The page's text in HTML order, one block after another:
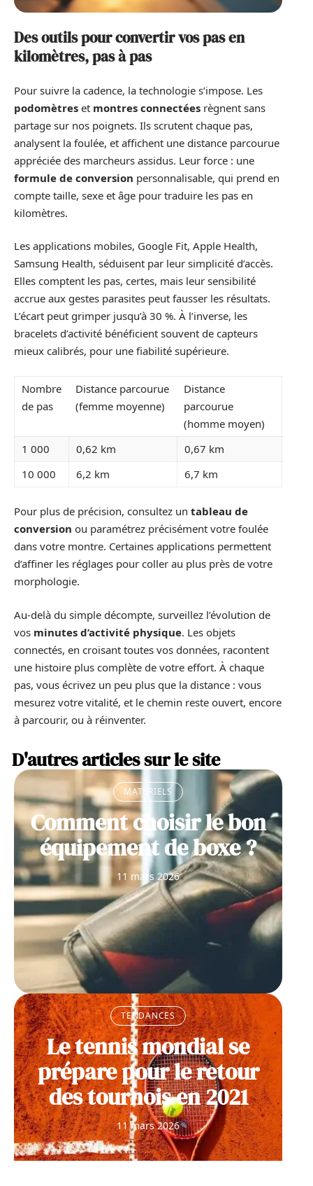
Des outils pour convertir vos pas en
kilomètres, pas à pas
Pour suivre la cadence, la technologie s’impose. Les
podomètres et montres connectées règnent sans
partage sur nos poignets. Ils scrutent chaque pas,
analysent la foulée, et affichent une distance parcourue
appréciée des marcheurs assidus. Leur force : une
formule de conversion personnalisable, qui prend en
compte taille, sexe et âge pour traduire les pas en
kilomètres.
Les applications mobiles, Google Fit, Apple Health,
Samsung Health, séduisent par leur simplicité d’accès.
Elles comptent les pas, certes, mais leur sensibilité
accrue aux gestes parasites peut fausser les résultats.
L’écart peut grimper jusqu’à 30 %. À l’inverse, les
bracelets d’activité bénéficient souvent de capteurs
mieux calibrés, pour une fiabilité supérieure.
Nombre
de pas
Distance parcourue
(femme moyenne)
Distance
parcourue
(homme moyen)
1 000
0,62 km
0,67 km
10 000
6,2 km 6,7 km
Pour plus de précision, consultez un tableau de
conversion ou paramétrez précisément votre foulée
dans votre montre. Certaines applications permettent
d’affiner les réglages pour coller au plus près de votre
morphologie.
Au-delà du simple décompte, surveillez l’évolution de
vos minutes d’activité physique. Les objets
connectés, en croisant toutes vos données, racontent
une histoire plus complète de votre effort. À chaque
pas, vous écrivez un peu plus que la distance : vous
mesurez votre vitalité, et le chemin reste ouvert, encore
à parcourir, ou à réinventer.
D'autres articles sur le site
MATÉRIELS
Comment choisir le bon
équipement de boxe ?
11 mars 2026
TENDANCES
Le tennis mondial se
prépare pour le retour
des tournois en 2021
11 mars 2026